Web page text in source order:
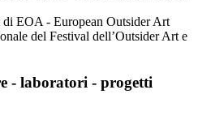
EOA - European Outsider Art
del Festival dell’Outsider Art e
- laboratori - progetti